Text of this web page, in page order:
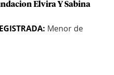
Elvira Y Sabina
Menor de